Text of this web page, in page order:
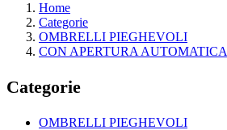
Home
Categorie
OMBRELLI PIEGHEVOLI
CON APERTURA AUTOMATICA
Categorie
OMBRELLI PIEGHEVOLI